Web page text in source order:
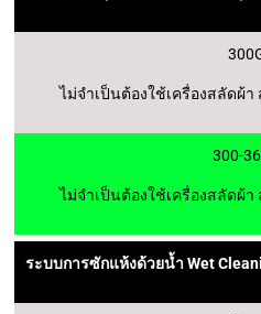
ไม่จำเป็นต้องใช้เครื่องสลัดผ้
300-
ไม่จำเป็นต้องใช้เครื่องสลัดผ้
ระบบการซักแห้งด้วยน้ำ Wet